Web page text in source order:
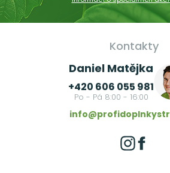
Kontakty
Daniel Matějka
+420 606 055 981
Po - Pá 8:00 - 16:00